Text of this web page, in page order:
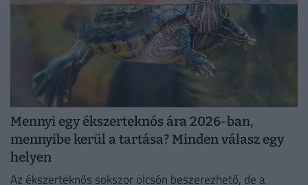
Mennyi egy ékszerteknős ára 2026-ban,
mennyibe kerül a tartása? Minden válasz egy
helyen
Az ékszerteknős sokszor olcsón beszerezhető, de a